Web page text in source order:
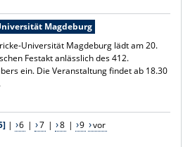
Magdeburg
Universität Magdeburg lädt am 20.
Festakt anlässlich des 412.
ein. Die Veranstaltung findet ab 18.30
| 6 | 7 | 8 | 9 vor